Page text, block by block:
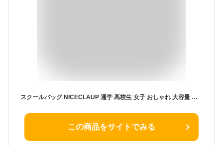
スクールバッグ NICECLAUP 通学 高校生 女子 おしゃれ 大容量 ナイスクラップ スクールボストン ボストンバッグ 学生鞄 スクバ 通学かばん 学生 中学生 合成皮革 合皮 レディース ジュニア 学校 A4 無地 人気 可愛い シンプル NC378
この商品をサイトでみる